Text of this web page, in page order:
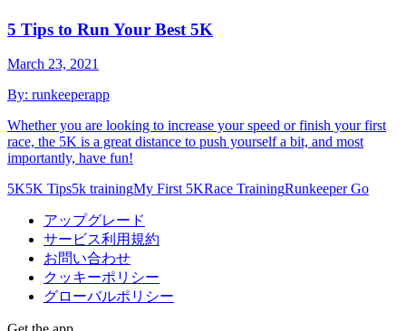
5 Tips to Run Your Best 5K
March 23, 2021
By: runkeeperapp
Whether you are looking to increase your speed or finish your first
race, the 5K is a great distance to push yourself a bit, and most
importantly, have fun!
5K5K Tips5k trainingMy First 5KRace TrainingRunkeeper Go
アップグレード
サービス利用規約
お問い合わせ
クッキーポリシー
グローバルポリシー